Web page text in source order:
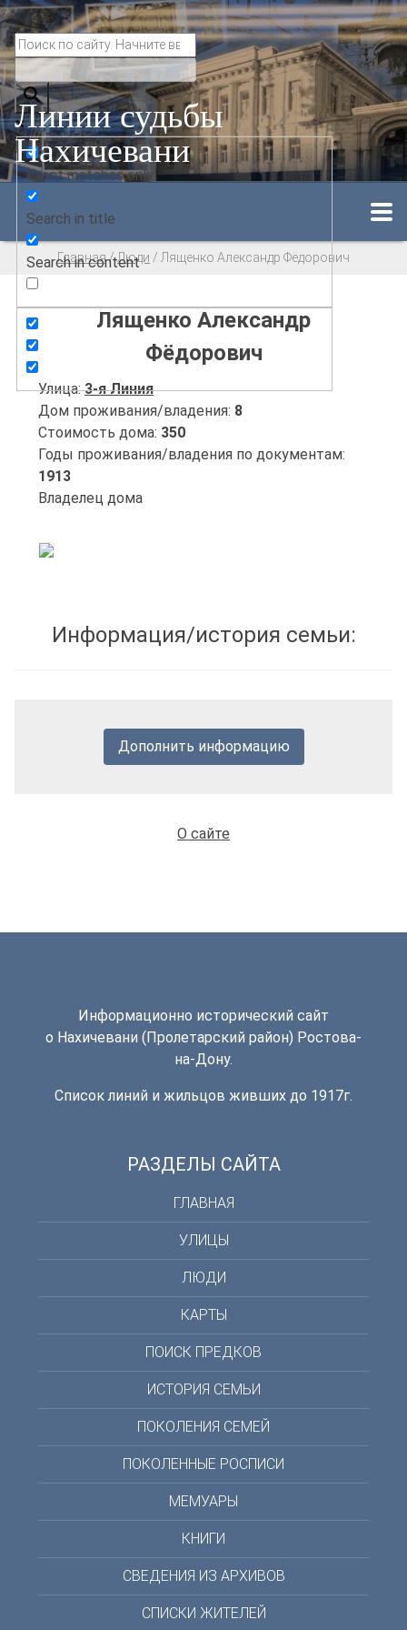
Линии судьбы
Нахичевани
Exact matches only
Search in title
Search in content
Главная/Люди / Лященко Александр Фёдорович
Лященко Александр
Фёдорович
Улица:3-я Линия
Дом проживания/владения: 8
Стоимость дома: 350
Годы проживания/владения по документам:
1913
Владелец дома
Информация/история семьи:
Дополнить информацию
О сайте
Информационно исторический сайт
о Нахичевани (Пролетарский район) Ростова-
на-Дону.
Список линий и жильцов живших до 1917г.
РАЗДЕЛЫ САЙТА
ГЛАВНАЯ
УЛИЦЫ
ЛЮДИ
КАРТЫ
ПОИСК ПРЕДКОВ
ИСТОРИЯ СЕМЬИ
ПОКОЛЕНИЯ СЕМЕЙ
ПОКОЛЕННЫЕ РОСПИСИ
МЕМУАРЫ
КНИГИ
СВЕДЕНИЯ ИЗ АРХИВОВ
СПИСКИ ЖИТЕЛЕЙ